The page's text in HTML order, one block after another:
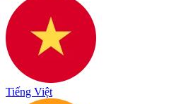
Tiếng Việt